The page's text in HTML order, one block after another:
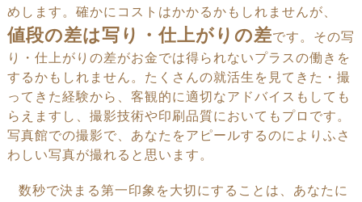
めします。確かにコストはかかるかもしれませんが、
値段の差は写り・仕上がりの差です。その写
り・仕上がりの差がお金では得られないプラスの働きを
するかもしれません。たくさんの就活生を見てきた・撮
ってきた経験から、客観的に適切なアドバイスもしても
らえますし、 撮影技術や印刷品質においてもプロです。
写真館での撮影で、あなたをアピールするのによりふさ
わしい写真が撮れると思います。
数秒で決まる第一印象を大切にすることは、あなたに